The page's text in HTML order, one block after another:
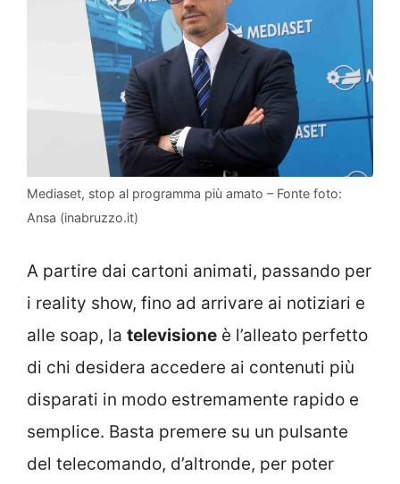
Mediaset, stop al programma più amato – Fonte foto:
Ansa (inabruzzo.it)
A partire dai cartoni animati, passando per
i reality show, fino ad arrivare ai notiziari e
alle soap, la televisione è l’alleato perfetto
di chi desidera accedere ai contenuti più
disparati in modo estremamente rapido e
semplice. Basta premere su un pulsante
del telecomando, d’altronde, per poter